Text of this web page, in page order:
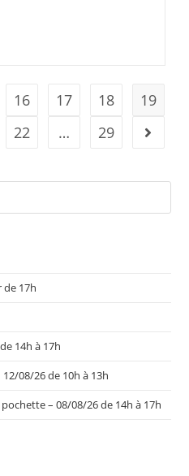
16 17 18
19
22 … 29
de 17h
14h à 17h
08/26 de 10h à 13h
– 08/08/26 de 14h à 17h